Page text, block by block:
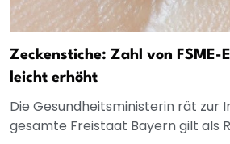
Zeckenstiche: Zahl von FSME-
leicht erhöht
Die Gesundheitsministerin rät zur
gesamte Freistaat Bayern gilt als